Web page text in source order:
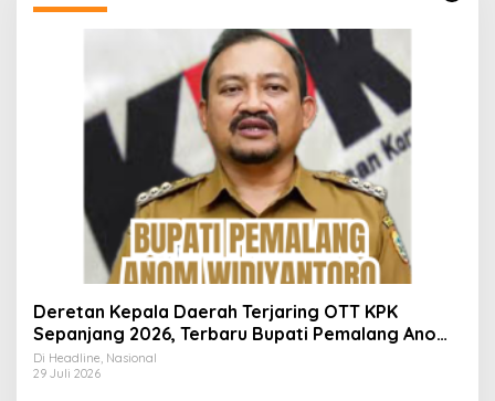
Deretan Kepala Daerah Terjaring OTT KPK
Sepanjang 2026, Terbaru Bupati Pemalang Anom
Widiyantoro
Di Headline, Nasional
29 Juli 2026